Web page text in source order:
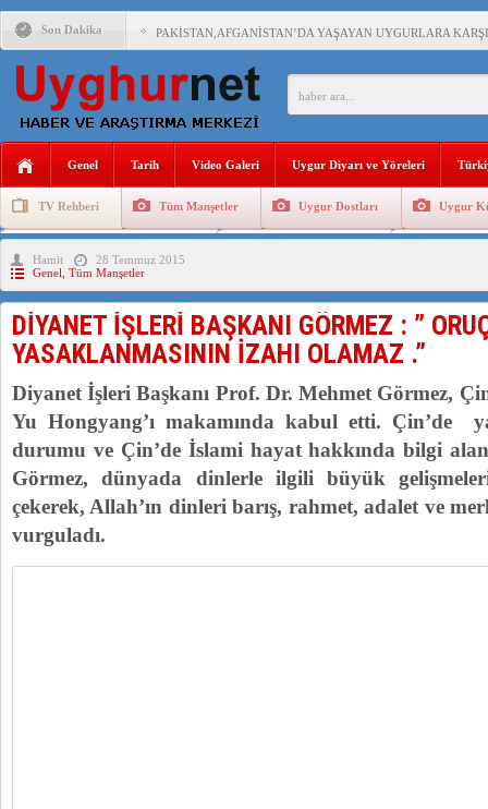
Son Dakika PAKİSTAN,AFGANİSTAN’DA YAŞAYAN UYGURLARA
ÇİN’İN DOĞU TÜRKİSTAN’DAKİ UYGULAMALARI
DİYANET AKADEMİSİ BAŞKANI DOÇ.DR.KAAN : DOĞU
ÇİN’İN UYGUR POLİTİKALARINI ÖVEN DİYANET
MHP’DEN URUMÇİ KATLİAMI MESAJİ : 05.07.2009
ÇİN’İN ANKARA BÜYÜKELÇİSİ JİANG’İN TRABZON
Genel Tarih Video Galeri Uygur Diyarı ve Yöreleri
TV Rehberi Tüm Manşetler Uygur Dostları Uygur
Uygurlarda Düğün ve Cenaze
Hamit
28 Temmuz 2015
Genel Tüm Manşetler
DİYANET İŞLERİ BAŞKANI GÖRMEZ : ”
YASAKLANMASININ İZAHI OLAMAZ .”
Diyanet İşleri Başkanı Prof. Dr. Mehmet Görmez,
Yu Hongyang’ı makamında kabul etti. Çin’de
durumu ve Çin’de İslami hayat hakkında bilgi
Görmez, dünyada dinlerle ilgili büyük
çekerek, Allah’ın dinleri barış, rahmet, adalet ve
vurguladı.